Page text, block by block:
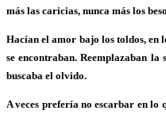
más las caricias, nunca más los
Hacían el amor bajo los toldos, en
se encontraban. Reemplazaban
buscaba el olvido.
A veces prefería no escarbar en lo